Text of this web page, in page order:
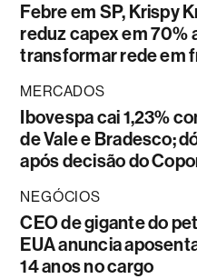
Febre em SP, Krispy
reduz capex em 70%
transformar rede em
MERCADOS
Ibovespa cai 1,23%
de Vale e Bradesco;
após decisão do
NEGÓCIOS
CEO de gigante do
EUA anuncia
14 anos no cargo